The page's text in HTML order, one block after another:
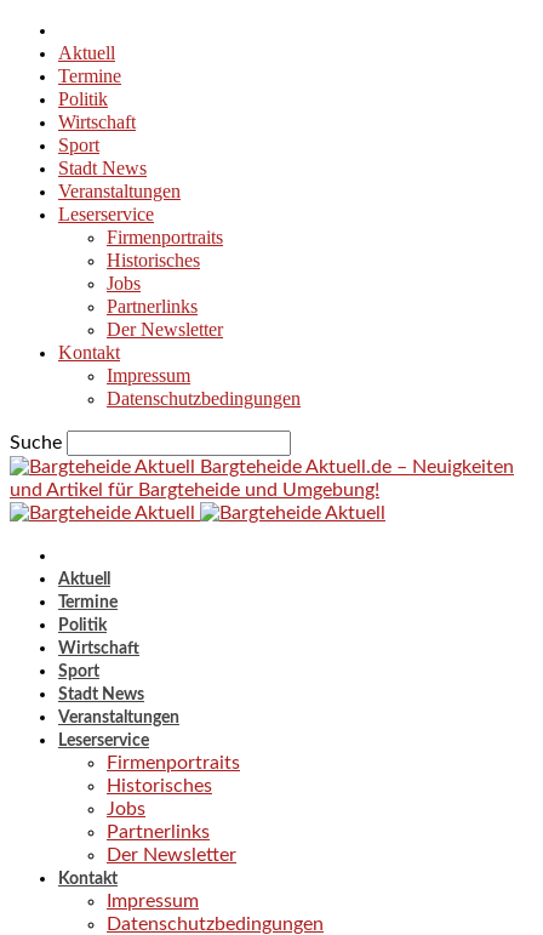
Aktuell
Termine
Politik
Wirtschaft
Sport
Stadt News
Veranstaltungen
Leserservice
Firmenportraits
Historisches
Jobs
Partnerlinks
Der Newsletter
Kontakt
Impressum
Datenschutzbedingungen
Suche
Bargteheide Aktuell.de – Neuigkeiten
und Artikel für Bargteheide und Umgebung!
Aktuell
Termine
Politik
Wirtschaft
Sport
Stadt News
Veranstaltungen
Leserservice
Firmenportraits
Historisches
Jobs
Partnerlinks
Der Newsletter
Kontakt
Impressum
Datenschutzbedingungen